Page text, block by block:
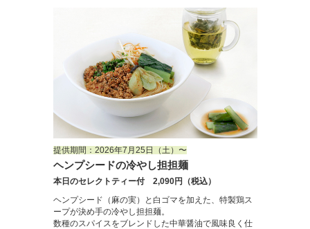
提供期間：2026年7月25日（土）〜
ヘンプシードの冷やし担担麺
本日のセレクトティー付 2,090円（税込）
ヘンプシード（麻の実）と白ゴマを加えた、特製鶏ス
ープが決め手の冷やし担担麺。
数種のスパイスをブレンドした中華醤油で風味良く仕